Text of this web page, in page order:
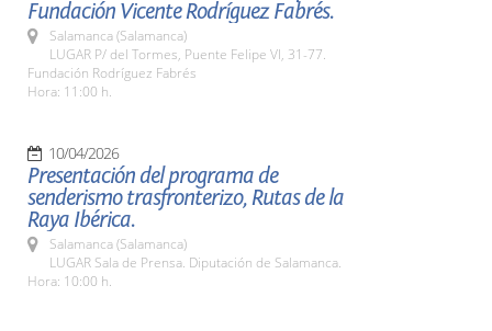
Fundación Vicente Rodríguez Fabrés.
Salamanca (Salamanca)
LUGAR P/ del Tormes, Puente Felipe VI, 31-77.
Fundación Rodríguez Fabrés
Hora: 11:00 h.
10/04/2026
Presentación del programa de
senderismo trasfronterizo, Rutas de la
Raya Ibérica.
Salamanca (Salamanca)
LUGAR Sala de Prensa. Diputación de Salamanca.
Hora: 10:00 h.